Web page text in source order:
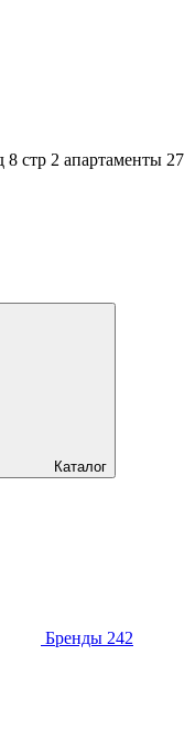
стр 2 апартаменты 27
Каталог
Бренды 242